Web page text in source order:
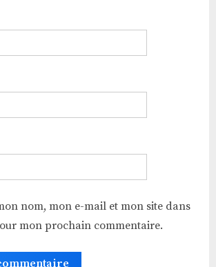
nom, mon e-mail et mon site dans
mon prochain commentaire.